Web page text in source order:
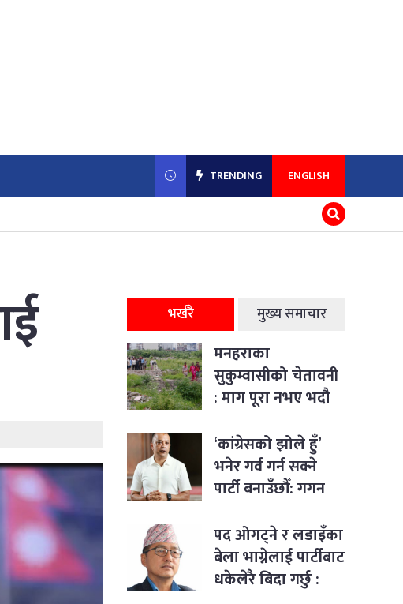
TRENDING ENGLISH
भर्खरै मुख्य समाचार
मनहराका
सुकुम्वासीको चेतावनी
: माग पूरा नभए भदौ
‘कांग्रेसको झोले हुँ’
भनेर गर्व गर्न सक्ने
पार्टी बनाउँछौँ: गगन
पद ओगट्ने र लडाइँका
बेला भाग्नेलाई पार्टीबाट
धकेलेरै बिदा गर्छु :